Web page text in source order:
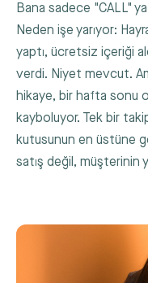
Bana sadece "CALL"
Neden işe yarıyor:
yaptı, ücretsiz içeriği
verdi. Niyet mevcut.
hikaye, bir hafta sonu
kayboluyor. Tek bir
kutusunun en üstüne
satış değil, müşterinin